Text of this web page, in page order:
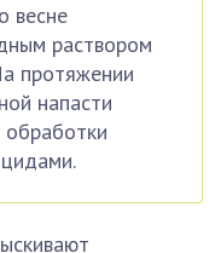
весне
раствором
протяжении
напасти